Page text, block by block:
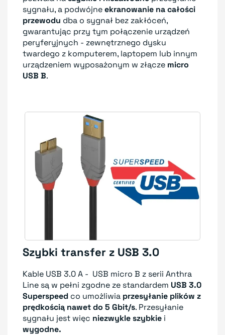
sygnału, a podwójneekranowanie na całości
przewodu dba o sygnał bez zakłóceń,
gwarantując przy tym połączenie urządzeń
peryferyjnych - zewnętrznego dysku
twardego z komputerem, laptopem lub innym
urządzeniem wyposażonym w złącze micro
USB B.
Szybki transfer z USB 3.0
Kable USB 3.0 A - USB micro B z serii Anthra
Line są w pełni zgodne ze standardem USB 3.0
Superspeed co umożliwia przesyłanie plików z
prędkością nawet do 5 Gbit/s. Przesyłanie
sygnału jest więc niezwykle szybkie i
wygodne.